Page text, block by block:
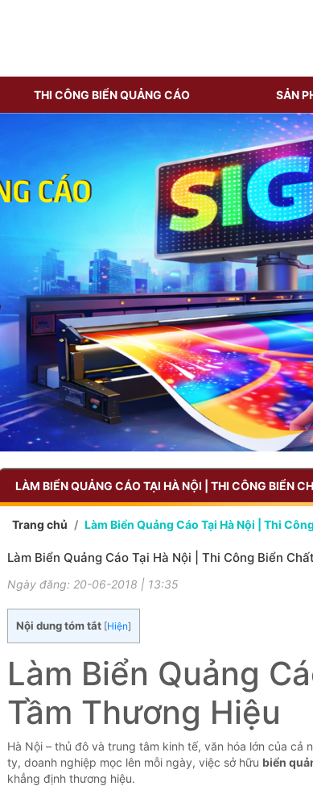
THI CÔNG BIỂN QUẢNG CÁO SẢN
LÀM BIỂN QUẢNG CÁO TẠI HÀ NỘI | THI CÔNG BIỂN
Trang chủ Làm Biển Quảng Cáo Tại Hà Nội | Thi
Làm Biển Quảng Cáo Tại Hà Nội | Thi Công Biển
Ngày đăng: 20-06-2018 | 13:35
Nội dung tóm tắt [Hiện]
Làm Biển Quảng
Tầm Thương Hiệu
Hà Nội – thủ đô và trung tâm kinh tế, văn hóa lớn của
ty, doanh nghiệp mọc lên mỗi ngày, việc sở hữu biển
khẳng định thương hiệu.